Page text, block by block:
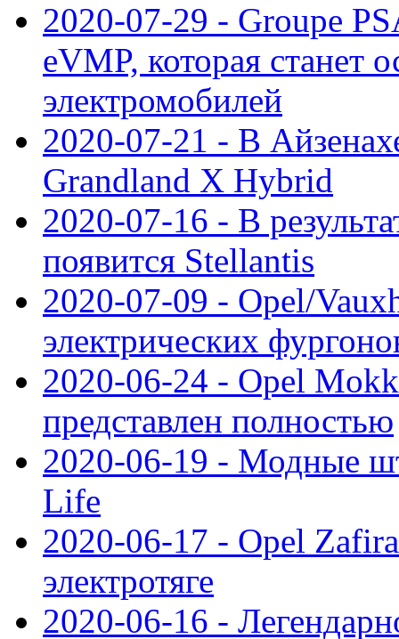
2020-07-29 - Groupe
eVMP, которая станет
электромобилей
2020-07-21 - В
Grandland X Hybrid
2020-07-16 - В
появится Stellantis
2020-07-09 - Opel/
электрических
2020-06-24 - Opel
представлен полностью
2020-06-19 - Модные
Life
2020-06-17 - Opel
электротяге
2020-06-16 -